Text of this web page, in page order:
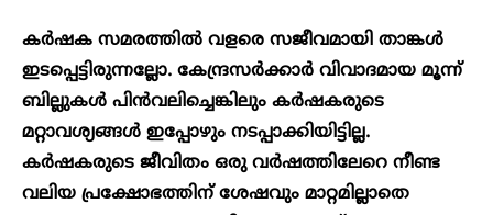
കർഷക സമരത്തിൽ വളരെ സജീവമായി താങ്കൾ
ഇടപ്പെട്ടിരുന്നല്ലോ. കേന്ദ്രസർക്കാർ വിവാദമായ മൂന്ന്
ബില്ലുകൾ പിൻവലിച്ചെങ്കിലും കർഷകരുടെ
മറ്റാവശ്യങ്ങൾ ഇപ്പോഴും നടപ്പാക്കിയിട്ടില്ല.
കർഷകരുടെ ജീവിതം ഒരു വർഷത്തിലേറെ നീണ്ട
വലിയ പ്രക്ഷോഭത്തിന്‌ ശേഷവും മാറ്റമില്ലാതെ